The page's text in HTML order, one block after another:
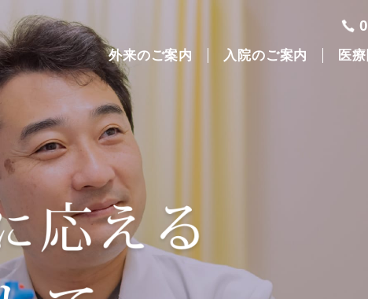
外来のご案内 入院のご案内 医